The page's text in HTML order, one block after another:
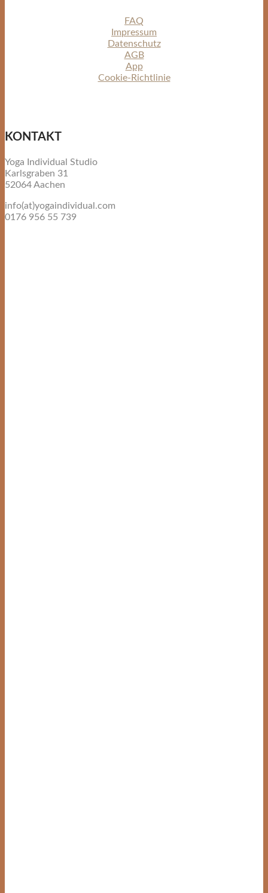
FAQ
Impressum
Datenschutz
AGB
App
Cookie-Richtlinie
KONTAKT
Yoga Individual Studio
Karlsgraben 31
52064 Aachen
info(at)yogaindividual.com
0176 956 55 739